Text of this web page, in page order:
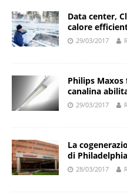
Data center,
calore
29/03/2017
Philips Maxos
canalina
29/03/2017
La
di Philadelphia
28/03/2017